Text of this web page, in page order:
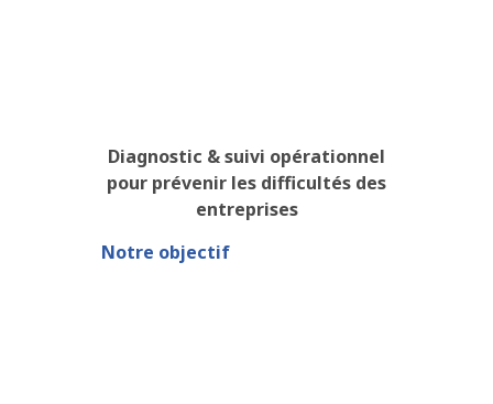
Diagnostic & suivi opérationnel
pour prévenir les difficultés des
entreprises
Notre objectif